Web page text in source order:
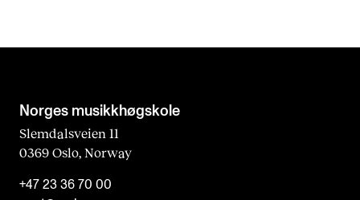
Norges musikk­høgskole
Slemdalsveien 11
0369 Oslo, Norway
+47 23 36 70 00